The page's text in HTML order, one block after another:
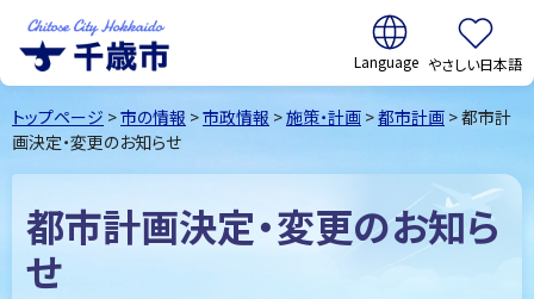
千歳市Chitose
City Hokkaido
翻訳:
やさしい日本語
トップページ >市の情報 >市政情報 >施策・計画 >都市計画 > 都市計
画決定・変更のお知らせ
都市計画決定・変更のお知ら
せ